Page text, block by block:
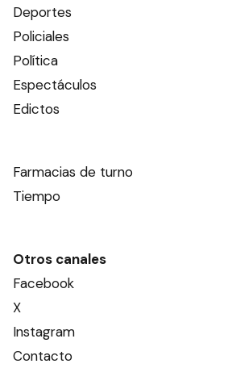
Deportes
Policiales
Política
Espectáculos
Edictos
Farmacias de turno
Tiempo
Otros canales
Facebook
X
Instagram
Contacto